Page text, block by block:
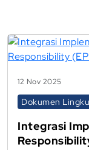
12 Nov 2025
Dokumen
Integrasi